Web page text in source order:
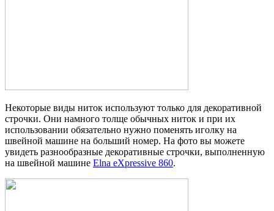
Некоторые виды ниток используют только для декоративной
строчки. Они намного толще обычных ниток и при их
использовании обязательно нужно поменять иголку на
швейной машине на больший номер. На фото вы можете
увидеть разнообразные декоративные строчки, выполненную
на швейной машине Elna eXpressive 860.